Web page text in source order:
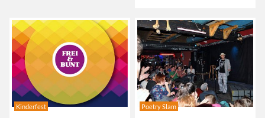
Kinderfest Poetry Slam